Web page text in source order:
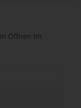
Öffnen im